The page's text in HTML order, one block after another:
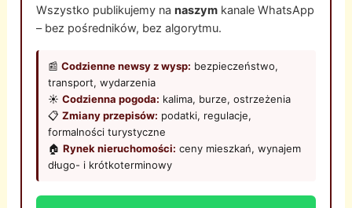
Wszystko publikujemy nanaszym kanale WhatsApp
– bez pośredników, bez algorytmu.
📰Codzienne newsy z wysp: bezpieczeństwo,
transport, wydarzenia
☀️Codzienna pogoda: kalima, burze, ostrzeżenia
📋Zmiany przepisów: podatki, regulacje,
formalności turystyczne
🏠Rynek nieruchomości: ceny mieszkań, wynajem
długo- i krótkoterminowy